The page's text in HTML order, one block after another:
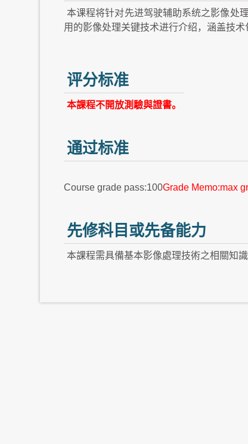
本课程将针对先进驾驶辅助系统之影像处
用的影像处理关键技术进行介绍，涵盖技
评分标准
本課程不開放測驗與證書。
通过标准
Course grade pass:100Grade Memo:max
先修科目或先备能力
本課程需具備基本影像處理技術之相關知識